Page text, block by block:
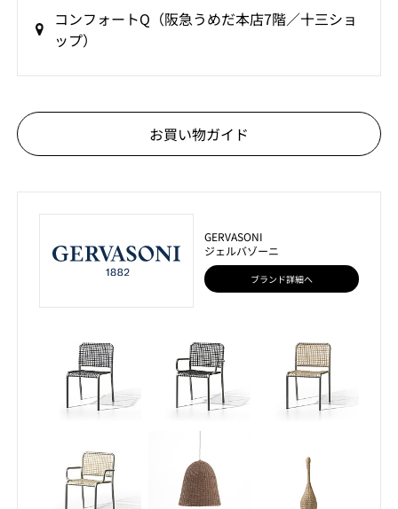
コンフォートQ（阪急うめだ本店7階／十三ショ
ップ）
お買い物ガイド
GERVASONI
ジェルバゾーニ
ブランド詳細へ